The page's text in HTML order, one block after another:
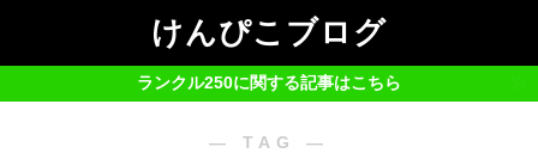
けんぴこブログ
ランクル250に関する記事はこちら
― TAG ―